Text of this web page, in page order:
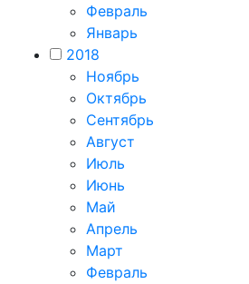
Февраль
Январь
2018
Ноябрь
Октябрь
Сентябрь
Август
Июль
Июнь
Май
Апрель
Март
Февраль